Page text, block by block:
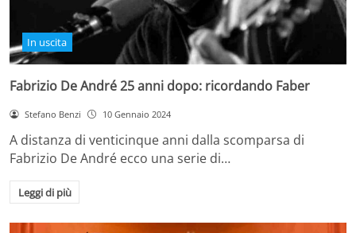
In uscita
Fabrizio De André 25 anni dopo: ricordando Faber
Stefano Benzi 10 Gennaio 2024
A distanza di venticinque anni dalla scomparsa di
Fabrizio De André ecco una serie di…
Leggi di più